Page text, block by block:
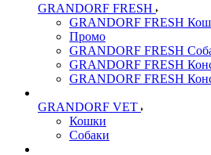
GRANDORF FRESH
GRANDORF FRESH
Промо
GRANDORF FRESH
GRANDORF FRESH
GRANDORF FRESH
GRANDORF VET
Кошки
Собаки